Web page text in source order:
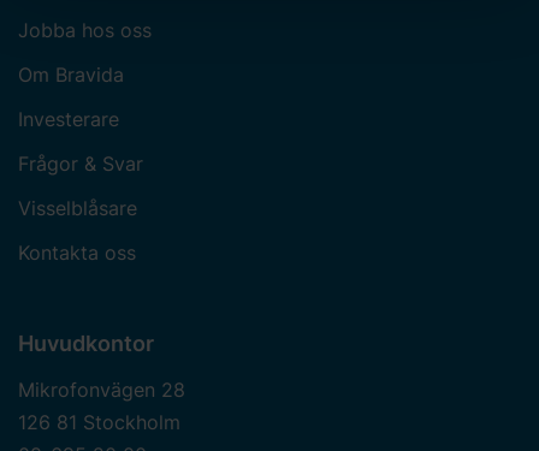
cookies och läs mer i vår
behandlar personuppgifter och hur du kan kontakta oss.
oss gällande ditt samtycke.
Jobba hos oss
Om Bravida
Investerare
Frågor & Svar
Visselblåsare
Kontakta oss
Huvudkontor
Mikrofonvägen 28
126 81 Stockholm